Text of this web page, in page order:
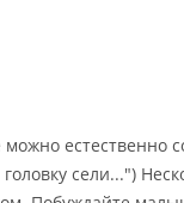
можно естественно
сели...")